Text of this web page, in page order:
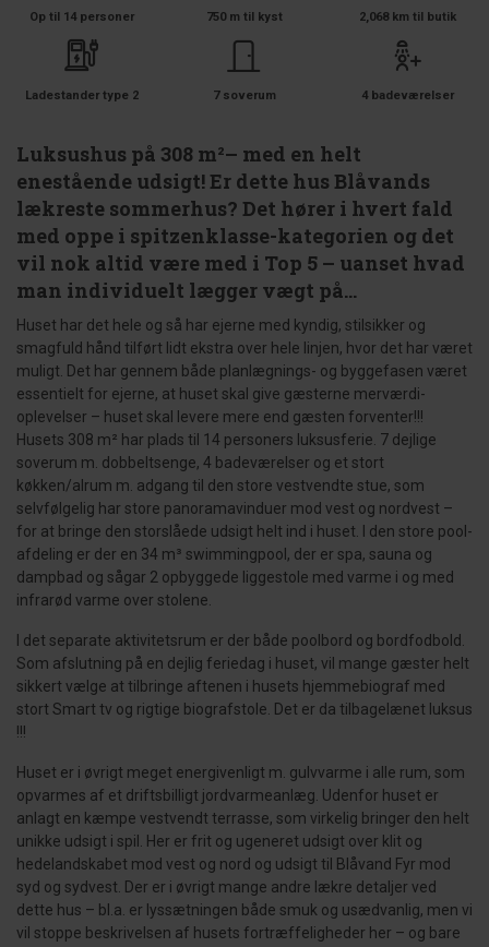
Op til 14 personer 750 m til kyst 2,068 km til butik
Ladestander type 2 7 soverum 4 badeværelser
Luksushus på 308 m²– med en helt
enestående udsigt! Er dette hus Blåvands
lækreste sommerhus? Det hører i hvert fald
med oppe i spitzenklasse-kategorien og det
vil nok altid være med i Top 5 – uanset hvad
man individuelt lægger vægt på...
Huset har det hele og så har ejerne med kyndig, stilsikker og
smagfuld hånd tilført lidt ekstra over hele linjen, hvor det har været
muligt. Det har gennem både planlægnings- og byggefasen været
essentielt for ejerne, at huset skal give gæsterne merværdi-
oplevelser – huset skal levere mere end gæsten forventer!!!
Husets 308 m² har plads til 14 personers luksusferie. 7 dejlige
soverum m. dobbeltsenge, 4 badeværelser og et stort
køkken/alrum m. adgang til den store vestvendte stue, som
selvfølgelig har store panoramavinduer mod vest og nordvest –
for at bringe den storslåede udsigt helt ind i huset. I den store pool-
afdeling er der en 34 m³ swimmingpool, der er spa, sauna og
dampbad og sågar 2 opbyggede liggestole med varme i og med
infrarød varme over stolene.
I det separate aktivitetsrum er der både poolbord og bordfodbold.
Som afslutning på en dejlig feriedag i huset, vil mange gæster helt
sikkert vælge at tilbringe aftenen i husets hjemmebiograf med
stort Smart tv og rigtige biografstole. Det er da tilbagelænet luksus
!!!
Huset er i øvrigt meget energivenligt m. gulvvarme i alle rum, som
opvarmes af et driftsbilligt jordvarmeanlæg. Udenfor huset er
anlagt en kæmpe vestvendt terrasse, som virkelig bringer den helt
unikke udsigt i spil. Her er frit og ugeneret udsigt over klit og
hedelandskabet mod vest og nord og udsigt til Blåvand Fyr mod
syd og sydvest. Der er i øvrigt mange andre lækre detaljer ved
dette hus – bl.a. er lyssætningen både smuk og usædvanlig, men vi
vil stoppe beskrivelsen af husets fortræffeligheder her – og bare